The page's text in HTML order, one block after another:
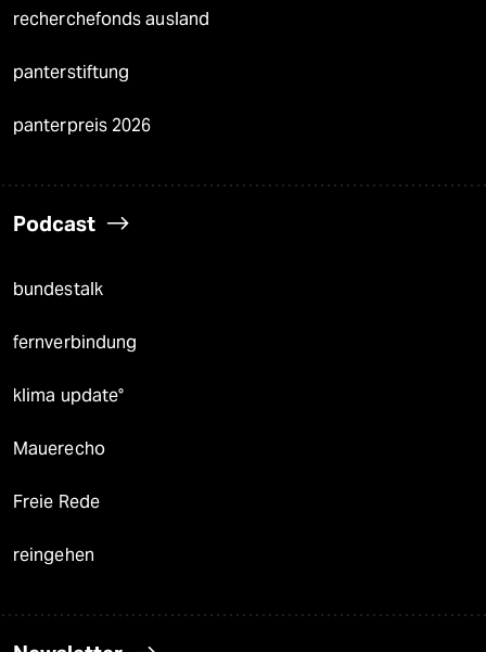
recherchefonds ausland
panterstiftung
panterpreis 2026
Podcast
bundestalk
fernverbindung
klima update°
Mauerecho
Freie Rede
reingehen